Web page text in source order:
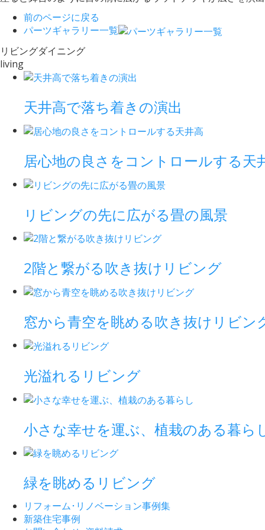
前のページに戻る
パーツギャラリー一覧
リビングダイニング
living
天井高で落ち着きの演出
居心地の良さをコントロールする天
リビングの先に広がる畳の風景
2階と繋がる吹き抜けリビング
窓から青空を眺める吹き抜けリビン
光溢れるリビング
小さな幸せを運ぶ、植栽のある暮ら
緑を眺めるリビング
リフォーム･ リノベーション事例集
新築住宅事例